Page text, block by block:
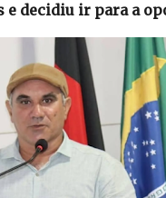
e decidiu ir para a